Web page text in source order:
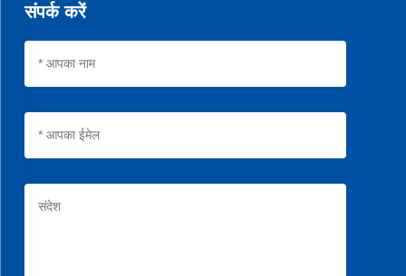
संपर्क करें